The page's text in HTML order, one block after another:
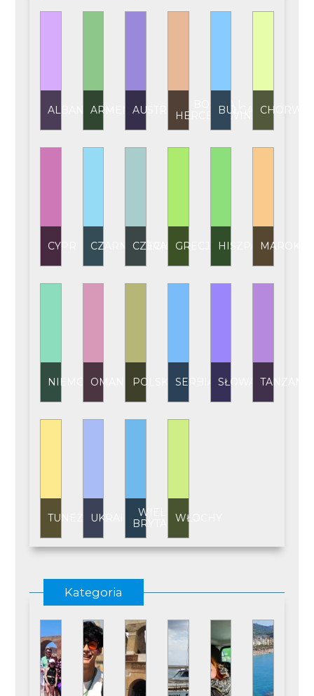
ALBANIAARMENIAAUSTRIA
BOŚNIA I
HERCEGOWINA
BUŁGARIA
CYPR CZARNOGÓRA
CZECHY GRECJA HISZPANIAMAROKO
NIEMCY OMAN POLSKASERBIA SŁOWACJATANZANIA
TUNEZJAUKRAINAWIELKA
BRYTANIAWŁOCHY
Kategoria